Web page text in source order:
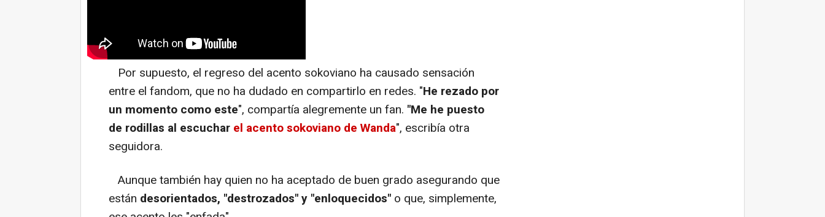
Por supuesto, el regreso del acento sokoviano ha causado sensación
entre el fandom, que no ha dudado en compartirlo en redes. "He rezado por
un momento como este", compartía alegremente un fan. "Me he puesto
de rodillas al escuchar el acento sokoviano de Wanda", escribía otra
seguidora.
Aunque también hay quien no ha aceptado de buen grado asegurando que
están desorientados, "destrozados" y "enloquecidos" o que, simplemente,